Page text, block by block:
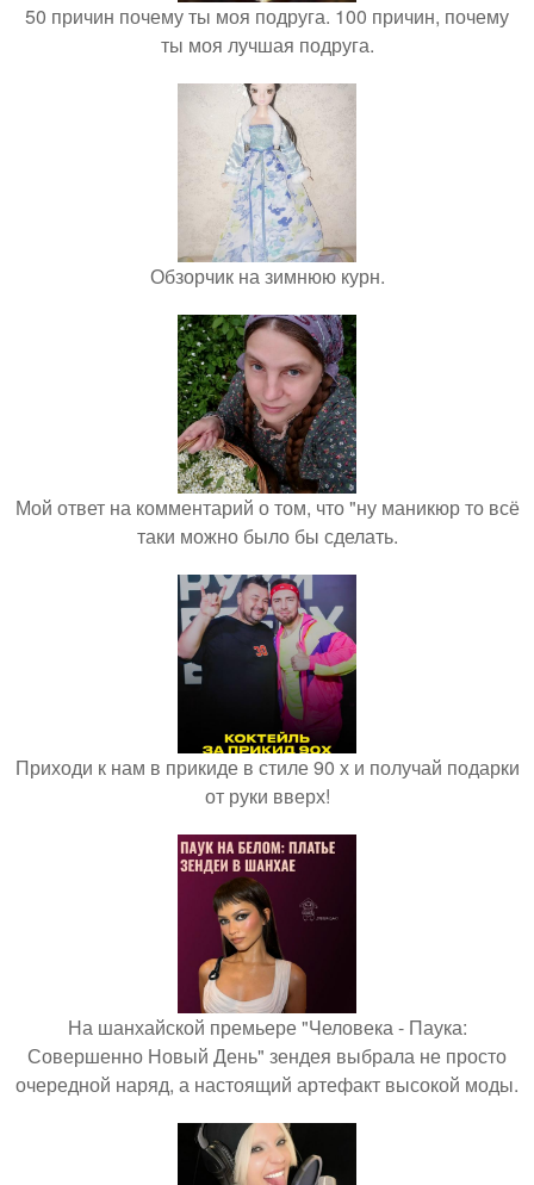
50 причин почему ты моя подруга. 100 причин, почему
ты моя лучшая подруга.
Обзорчик на зимнюю курн.
Мой ответ на комментарий о том, что "ну маникюр то всё
таки можно было бы сделать.
Приходи к нам в прикиде в стиле 90 х и получай подарки
от руки вверх!
На шанхайской премьере "Человека - Паука:
Совершенно Новый День" зендея выбрала не просто
очередной наряд, а настоящий артефакт высокой моды.